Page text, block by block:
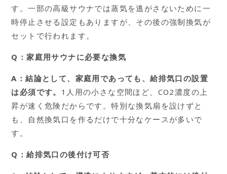
す。一部の高級サウナでは蒸気を逃がさないために一
時停止させる設定もありますが、その後の強制換気が
セットで行われます。
Q：家庭用サウナに必要な換気
A：結論として、家庭用であっても、給排気口の設置
は必須です。 1人用の小さな空間ほど、CO2濃度の上
昇が速く危険だからです。特別な換気扇を設けずと
も、自然換気口を作るだけで十分なケースが多いで
す。
Q：給排気口の後付け可否